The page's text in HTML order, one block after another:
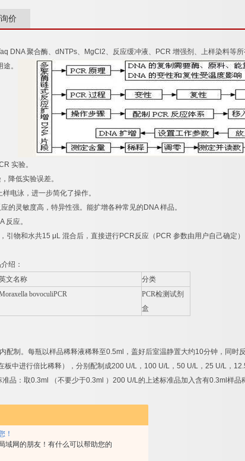
！
域网的朋友！有什么可以帮助您的
价
DNA聚合酶、 dNTPs、 MgCl2、反应缓冲液、 PCR 增强剂、上样染料等
。
实验。
降低实验误差。
电泳，进一步简化了操作。
的灵敏度高，特异性强。能扩增各种常见的 DNA样品。
A 反应。
引物和水共15 μL 混合后，直接进行PCR反应（ PCR 参数由用户自己确定
绍：
文名称
分类
bovoculiPCR PCR检测试剂
盒
配制。每瓶以样品稀释液稀释至0.5ml ，盖好后室温静置大约10分钟，同时
板中进行倍比稀释），分别配制成200 U/L ， 100 U/L ， 50 U/L ， 25 U/L ，
准品：取0.3ml （不要少于0.3ml ） 200 U/L的上述标准品加入含有0.3ml 样品